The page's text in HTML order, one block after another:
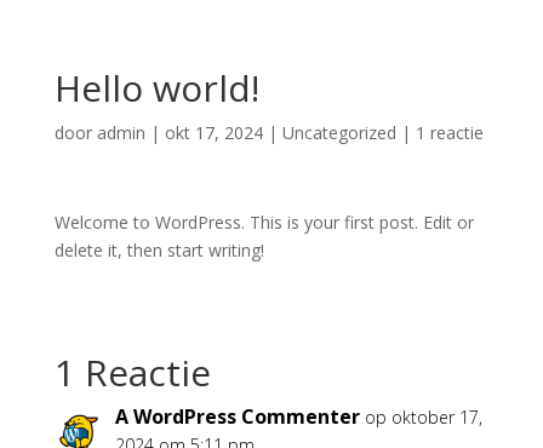
Hello world!
door admin | okt 17, 2024| Uncategorized | 1 reactie
Welcome to WordPress. This is your first post. Edit or
delete it, then start writing!
1 Reactie
A WordPress Commenter op oktober 17,